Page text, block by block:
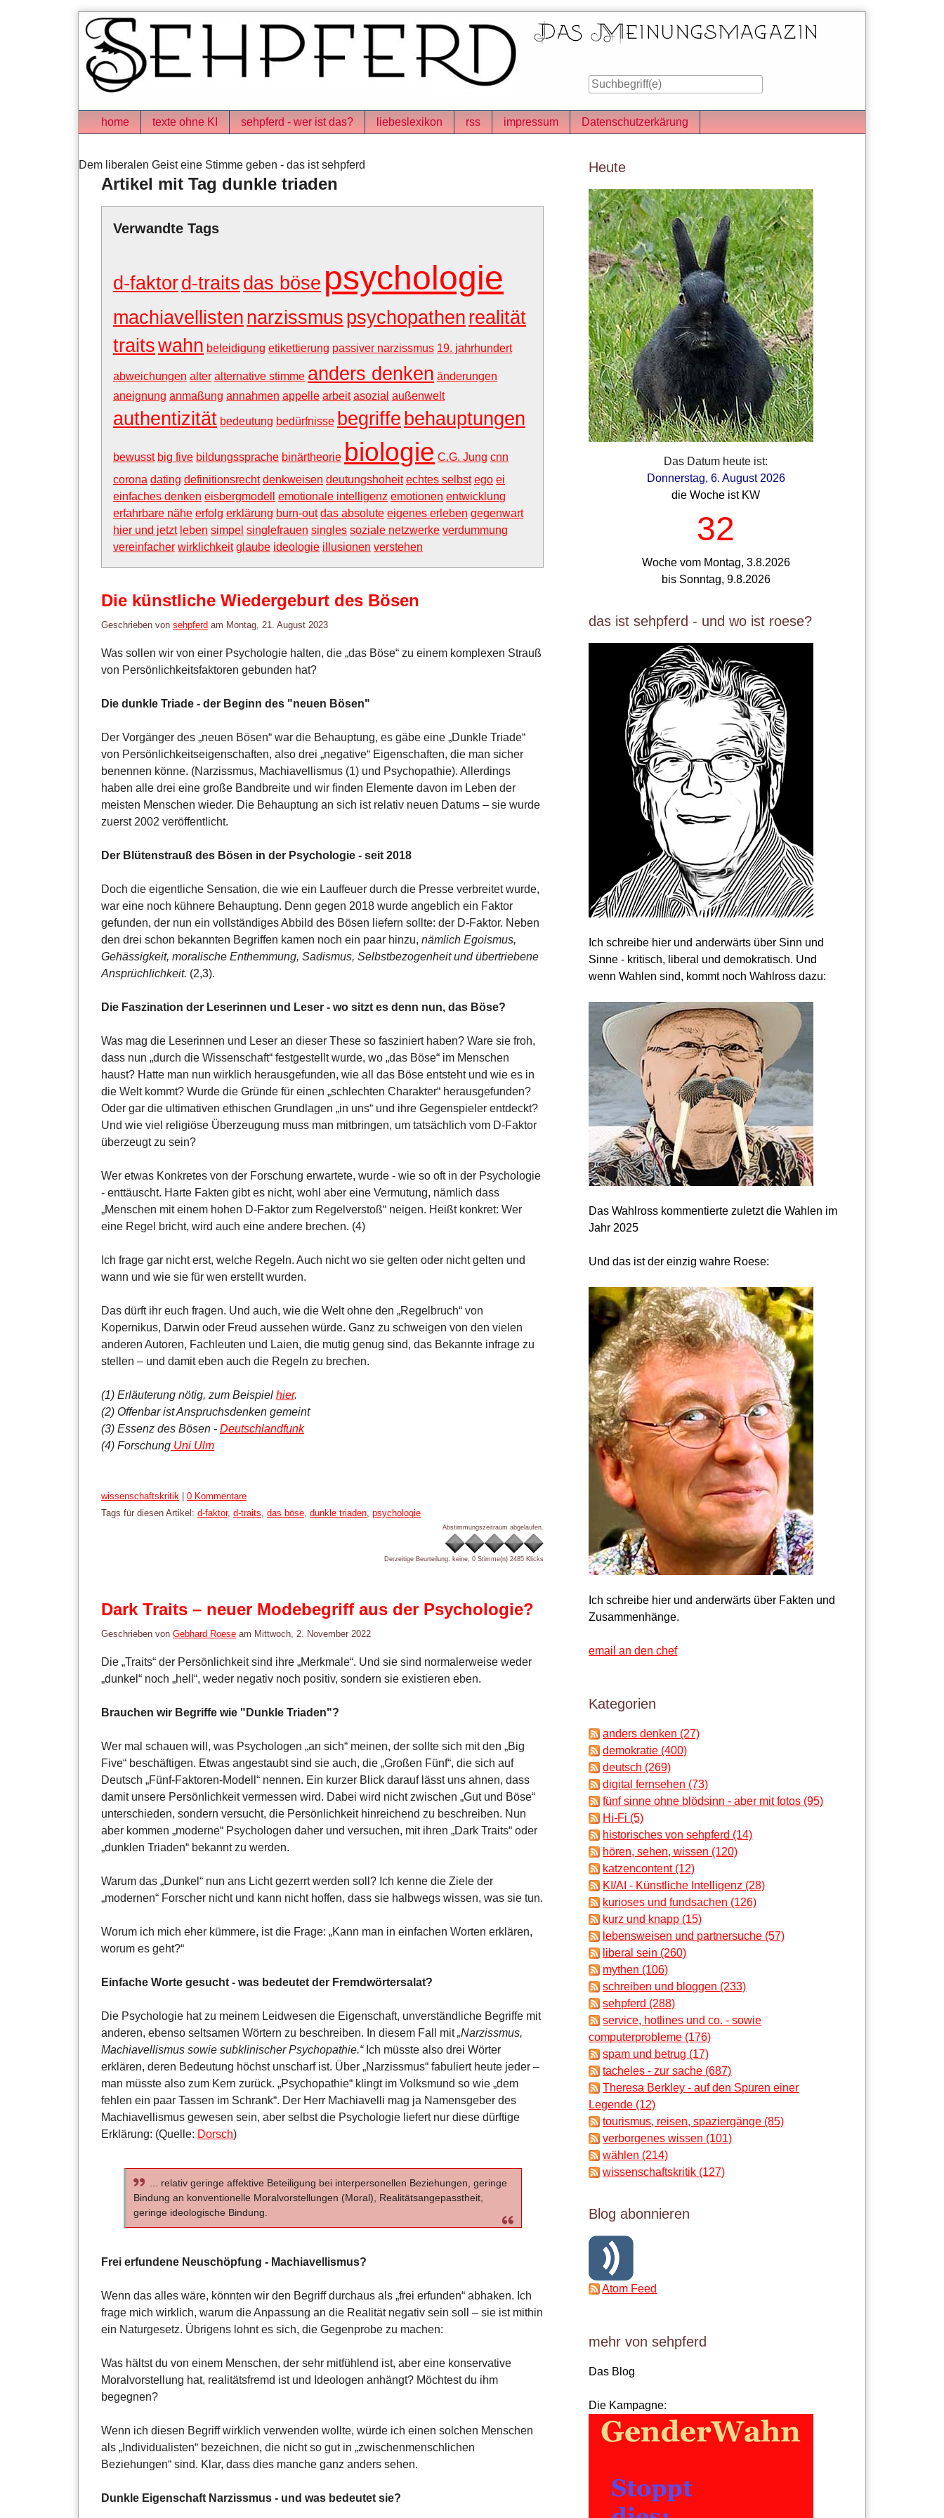
Navigation
home texte ohne KI sehpferd - wer ist das? liebeslexikon rss impressum Datenschutzerkärung
Dem liberalen Geist eine Stimme geben - das ist sehpferd
Artikel mit Tag dunkle triaden
Verwandte Tags
d-faktord-traits das böse psychologie
machiavellisten narzissmus psychopathen realität
traitswahn beleidigung etikettierung passiver narzissmus 19. jahrhundert
abweichungen alter alternative stimme anders denken änderungen
aneignung anmaßung annahmen appelle arbeit asozial außenwelt
authentizität bedeutung bedürfnisse begriffe behauptungen
bewusst big five bildungssprache binärtheorie biologie C.G. Jung cnn
corona dating definitionsrecht denkweisen deutungshoheit echtes selbst ego ei
einfaches denken eisbergmodell emotionale intelligenz emotionen entwicklung
erfahrbare nähe erfolg erklärung burn-out das absolute eigenes erleben gegenwart
hier und jetzt leben simpel singlefrauen singles soziale netzwerke verdummung
vereinfacher wirklichkeit glaube ideologie illusionen verstehen
Die künstliche Wiedergeburt des Bösen
Geschrieben von sehpferd am Montag, 21. August 2023
Was sollen wir von einer Psychologie halten, die „das Böse“ zu einem komplexen Strauß
von Persönlichkeitsfaktoren gebunden hat?
Die dunkle Triade - der Beginn des "neuen Bösen"
Der Vorgänger des „neuen Bösen“ war die Behauptung, es gäbe eine „Dunkle Triade“
von Persönlichkeitseigenschaften, also drei „negative“ Eigenschaften, die man sicher
benennen könne. (Narzissmus, Machiavellismus (1) und Psychopathie). Allerdings
haben alle drei eine große Bandbreite und wir finden Elemente davon im Leben der
meisten Menschen wieder. Die Behauptung an sich ist relativ neuen Datums – sie wurde
zuerst 2002 veröffentlicht.
Der Blütenstrauß des Bösen in der Psychologie - seit 2018
Doch die eigentliche Sensation, die wie ein Lauffeuer durch die Presse verbreitet wurde,
war eine noch kühnere Behauptung. Denn gegen 2018 wurde angeblich ein Faktor
gefunden, der nun ein vollständiges Abbild des Bösen liefern sollte: der D-Faktor. Neben
den drei schon bekannten Begriffen kamen noch ein paar hinzu, nämlich Egoismus,
Gehässigkeit, moralische Enthemmung, Sadismus, Selbstbezogenheit und übertriebene
Ansprüchlichkeit. (2,3).
Die Faszination der Leserinnen und Leser - wo sitzt es denn nun, das Böse?
Was mag die Leserinnen und Leser an dieser These so fasziniert haben? Ware sie froh,
dass nun „durch die Wissenschaft“ festgestellt wurde, wo „das Böse“ im Menschen
haust? Hatte man nun wirklich herausgefunden, wie all das Böse entsteht und wie es in
die Welt kommt? Wurde die Gründe für einen „schlechten Charakter“ herausgefunden?
Oder gar die ultimativen ethischen Grundlagen „in uns“ und ihre Gegenspieler entdeckt?
Und wie viel religiöse Überzeugung muss man mitbringen, um tatsächlich vom D-Faktor
überzeugt zu sein?
Wer etwas Konkretes von der Forschung erwartete, wurde - wie so oft in der Psychologie
- enttäuscht. Harte Fakten gibt es nicht, wohl aber eine Vermutung, nämlich dass
„Menschen mit einem hohen D-Faktor zum Regelverstoß“ neigen. Heißt konkret: Wer
eine Regel bricht, wird auch eine andere brechen. (4)
Ich frage gar nicht erst, welche Regeln. Auch nicht wo sie gelten oder nicht gelten und
wann und wie sie für wen erstellt wurden.
Das dürft ihr euch fragen. Und auch, wie die Welt ohne den „Regelbruch“ von
Kopernikus, Darwin oder Freud aussehen würde. Ganz zu schweigen von den vielen
anderen Autoren, Fachleuten und Laien, die mutig genug sind, das Bekannte infrage zu
stellen – und damit eben auch die Regeln zu brechen.
(1) Erläuterung nötig, zum Beispiel hier.
(2) Offenbar ist Anspruchsdenken gemeint
(3) Essenz des Bösen - Deutschlandfunk
(4) Forschung Uni Ulm
Kategorien:
wissenschaftskritik | 0 Kommentare
Tags für diesen Artikel: d-faktor, d-traits das böse dunkle triaden psychologie
Abstimmungszeitraum abgelaufen.
Derzeitige Beurteilung: keine, 0 Stimme(n) 2485 Klicks
Dark Traits – neuer Modebegriff aus der Psychologie?
Geschrieben von Gebhard Roese am Mittwoch, 2. November 2022
Die „Traits“ der Persönlichkeit sind ihre „Merkmale“. Und sie sind normalerweise weder
„dunkel“ noch „hell“, weder negativ noch positiv, sondern sie existieren eben.
Brauchen wir Begriffe wie "Dunkle Triaden"?
Wer mal schauen will, was Psychologen „an sich“ meinen, der sollte sich mit den „Big
Five“ beschäftigen. Etwas angestaubt sind sie auch, die „Großen Fünf“, die sich auf
Deutsch „Fünf-Faktoren-Modell“ nennen. Ein kurzer Blick darauf lässt uns ahnen, dass
damit unsere Persönlichkeit vermessen wird. Dabei wird nicht zwischen „Gut und Böse“
unterschieden, sondern versucht, die Persönlichkeit hinreichend zu beschreiben. Nun
aber kommen „moderne“ Psychologen daher und versuchen, mit ihren „Dark Traits“ oder
„dunklen Triaden“ bekannt zu werden.
Warum das „Dunkel“ nun ans Licht gezerrt werden soll? Ich kenne die Ziele der
„modernen“ Forscher nicht und kann nicht hoffen, dass sie halbwegs wissen, was sie tun.
Worum ich mich eher kümmere, ist die Frage: „Kann man in einfachen Worten erklären,
worum es geht?“
Einfache Worte gesucht - was bedeutet der Fremdwörtersalat?
Die Psychologie hat zu meinem Leidwesen die Eigenschaft, unverständliche Begriffe mit
anderen, ebenso seltsamen Wörtern zu beschreiben. In diesem Fall mit„Narzissmus,
Machiavellismus sowie subklinischer Psychopathie.“Ich müsste also drei Wörter
erklären, deren Bedeutung höchst unscharf ist. Über „Narzissmus“ fabuliert heute jeder –
man müsste also zum Kern zurück. „Psychopathie“ klingt im Volksmund so wie „dem
fehlen ein paar Tassen im Schrank“. Der Herr Machiavelli mag ja Namensgeber des
Machiavellismus gewesen sein, aber selbst die Psychologie liefert nur diese dürftige
Erklärung: (Quelle: Dorsch)
... relativ geringe affektive Beteiligung bei interpersonellen Beziehungen, geringe
Bindung an konventionelle Moralvorstellungen (Moral), Realitätsangepasstheit,
geringe ideologische Bindung.
Frei erfundene Neuschöpfung - Machiavellismus?
Wenn das alles wäre, könnten wir den Begriff durchaus als „frei erfunden“ abhaken. Ich
frage mich wirklich, warum die Anpassung an die Realität negativ sein soll – sie ist mithin
ein Naturgesetz. Übrigens lohnt es sich, die Gegenprobe zu machen:
Was hältst du von einem Menschen, der sehr mitfühlend ist, aber eine konservative
Moralvorstellung hat, realitätsfremd ist und Ideologen anhängt? Möchtest du ihm
begegnen?
Wenn ich diesen Begriff wirklich verwenden wollte, würde ich einen solchen Menschen
als „Individualisten“ bezeichnen, die nicht so gut in „zwischenmenschlichen
Beziehungen“ sind. Klar, dass dies manche ganz anders sehen.
Dunkle Eigenschaft Narzissmus - und was bedeutet sie?
Seitenleiste
Heute
Das Datum heute ist:
Donnerstag, 6. August 2026
die Woche ist KW
32
Woche vom Montag, 3.8.2026
bis Sonntag, 9.8.2026
das ist sehpferd - und wo ist roese?
Ich schreibe hier und anderwärts über Sinn und
Sinne - kritisch, liberal und demokratisch. Und
wenn Wahlen sind, kommt noch Wahlross dazu:
Das Wahlross kommentierte zuletzt die Wahlen im
Jahr 2025
Und das ist der einzig wahre Roese:
Ich schreibe hier und anderwärts über Fakten und
Zusammenhänge.
email an den chef
Kategorien
anders denken (27)
demokratie (400)
deutsch (269)
digital fernsehen (73)
fünf sinne ohne blödsinn - aber mit fotos (95)
Hi-Fi (5)
historisches von sehpferd (14)
hören, sehen, wissen (120)
katzencontent (12)
KI/AI - Künstliche Intelligenz (28)
kurioses und fundsachen (126)
kurz und knapp (15)
lebensweisen und partnersuche (57)
liberal sein (260)
mythen (106)
schreiben und bloggen (233)
sehpferd (288)
service, hotlines und co. - sowie
computerprobleme (176)
spam und betrug (17)
tacheles - zur sache (687)
Theresa Berkley - auf den Spuren einer
Legende (12)
tourismus, reisen, spaziergänge (85)
verborgenes wissen (101)
wählen (214)
wissenschaftskritik (127)
Blog abonnieren
Atom Feed
mehr von sehpferd
Das Blog
Die Kampagne: